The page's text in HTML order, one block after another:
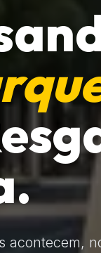
acontecem,